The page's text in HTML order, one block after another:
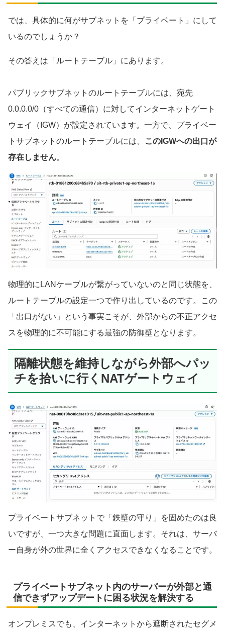
では、具体的に何がサブネットを「プライベート」にして
いるのでしょうか？
その答えは「ルートテーブル」にあります。
パブリックサブネットのルートテーブルには、宛先
0.0.0.0/0（すべての通信）に対してインターネットゲート
ウェイ（IGW）が設定されています。一方で、プライベー
トサブネットのルートテーブルには、
このIGWへの出口が
存在しません。
物理的にLANケーブルが繋がっていないのと同じ状態を、
ルートテーブルの設定一つで作り出しているのです。この
「出口がない」という事実こそが、外部からの不正アクセ
スを物理的に不可能にする最強の防御壁となります。
隔離状態を維持しながら外部へパッ
チを拾いに行くNATゲートウェイ
プライベートサブネットで「鉄壁の守り」を固めたのは良
いですが、一つ大きな問題に直面します。それは、サーバ
ー自身が外の世界に全くアクセスできなくなることです。
プライベートサブネット内のサーバーが外部と通
信できずアップデートに困る状況を解決する
オンプレミスでも、インターネットから遮断されたセグメ